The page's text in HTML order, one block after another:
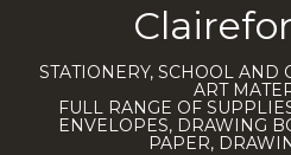
STATIONERY, SCHOOL AND
ART
FULL RANGE OF
ENVELOPES, DRAWING
PAPER,